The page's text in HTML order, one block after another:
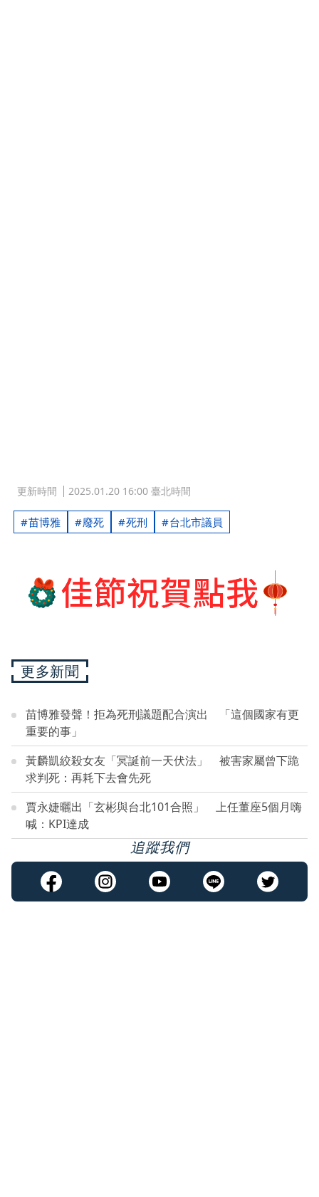
更新時間 2025.01.20 16:00 臺北時間
苗博雅 廢死 死刑 台北市議員
更多新聞
苗博雅發聲！拒為死刑議題配合演出 「這個國家有更
重要的事」
黃麟凱絞殺女友「冥誕前一天伏法」 被害家屬曾下跪
求判死：再耗下去會先死
賈永婕曬出「玄彬與台北101合照」 上任董座5個月嗨
喊：KPI達成
追蹤我們